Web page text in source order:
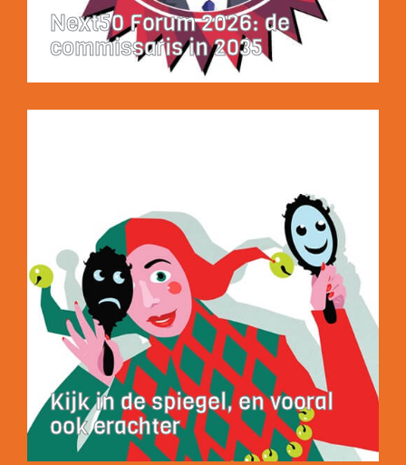
Next50 Forum 2026: de
commissaris in 2035
Kijk in de spiegel, en vooral
ook erachter